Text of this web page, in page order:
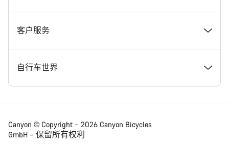
Canyon 新闻发布室
条款和条件
法律披露
数据保护声明
提示和建议
Canyon Home Koblenz
会员礼遇
Canyon App
找到您梦寐以求的 Canyon 自行车
现货自行车
找到您的 Canyon 尺寸
自行车对比
客户服务
支持中心
服务网点
自行车世界
公路车
砾石车
Canyon © Copyright – 2026 Canyon Bicycles
GmbH – 保留所有权利